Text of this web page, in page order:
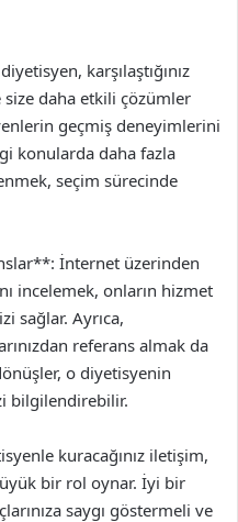
karşılaştığınız
daha etkili çözümler
geçmiş deneyimlerini
konularda daha fazla
seçim sürecinde
İnternet üzerinden
incelemek, onların hizmet
sağlar. Ayrıca,
referans almak da
o diyetisyenin
bilgilendirebilir.
kuracağınız iletişim,
bir rol oynar. İyi bir
saygı göstermeli ve